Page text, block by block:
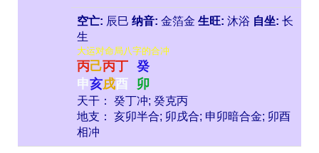
空亡: 辰巳 纳音: 金箔金 生旺: 沐浴 自坐: 长
生
大运对命局八字的合冲
丙己丙丁 癸
申亥戌酉 卯
天干： 癸丁冲; 癸克丙
地支： 亥卯半合; 卯戌合; 申卯暗合金; 卯酉
相冲